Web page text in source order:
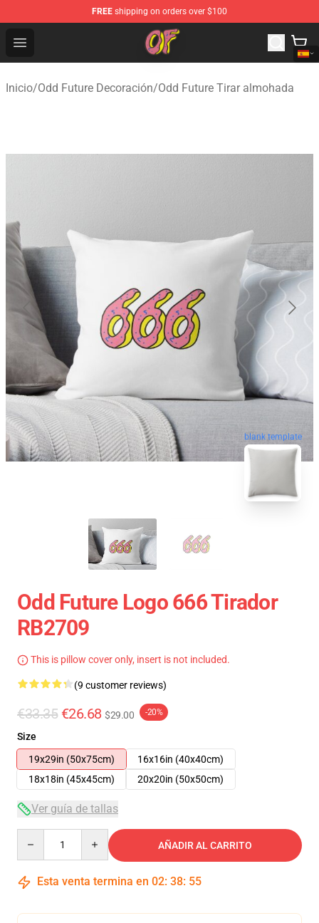
FREE shipping on orders over $100
Open menu
Odd Future Shop - Official Odd Future Merchandise Store
Inicio/Odd Future Decoración/Odd Future Tirar almohada
blank template
Odd Future Logo 666 Tirador
RB2709
This is pillow cover only, insert is not included.
(9 customer reviews)
€33.35 €26.68 $29.00 -20%
Size
19x29in (50x75cm)
16x16in (40x40cm)
18x18in (45x45cm)
20x20in (50x50cm)
Ver guía de tallas
AÑADIR AL CARRITO
Esta venta termina en 02: 38: 54